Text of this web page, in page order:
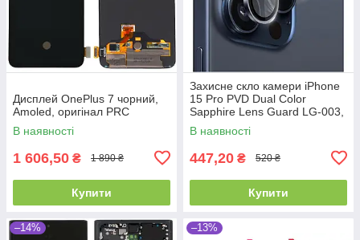
Дисплей OnePlus 7 чорний,
Amoled, оригінал PRC
В наявності
1 606,50 ₴ 1 890 ₴
Купити
Захисне скло камери iPhone
15 Pro PVD Dual Color
Sapphire Lens Guard LG-003,
Blue Titanium, WiWU
В наявності
447,20 ₴ 520 ₴
Купити
–14% –13%